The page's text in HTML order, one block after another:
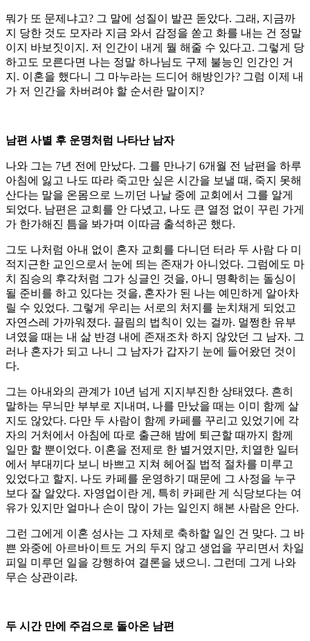
뭐가 또 문제냐고? 그 말에 성질이 발끈 돋았다. 그래, 지금까
지 당한 것도 모자라 지금 와서 감정을 쏟고 화를 내는 건 정말
이지 바보짓이지. 저 인간이 내게 뭘 해줄 수 있다고. 그렇게 당
하고도 모른다면 나는 정말 하나님도 구제 불능인 인간인 거
지. 이혼을 했다니 그 마누라는 드디어 해방인가? 그럼 이제 내
가 저 인간을 차버려야 할 순서란 말이지?
남편 사별 후 운명처럼 나타난 남자
나와 그는 7년 전에 만났다. 그를 만나기 6개월 전 남편을 하루
아침에 잃고 나도 따라 죽고만 싶은 시간을 보낼 때, 죽지 못해
산다는 말을 온몸으로 느끼던 나날 중에 교회에서 그를 알게
되었다. 남편은 교회를 안 다녔고, 나도 큰 열정 없이 꾸린 가게
가 한가해진 틈을 봐가며 이따금 출석하곤 했다.
그도 나처럼 아내 없이 혼자 교회를 다니던 터라 두 사람 다 미
적지근한 교인으로서 눈에 띄는 존재가 아니었다. 그럼에도 마
치 짐승의 후각처럼 그가 싱글인 것을, 아니 명확히는 돌싱이
될 준비를 하고 있다는 것을, 혼자가 된 나는 예민하게 알아차
릴 수 있었다. 그렇게 우리는 서로의 처지를 눈치채게 되었고
자연스레 가까워졌다. 끌림의 법칙이 있는 걸까. 멀쩡한 유부
녀였을 때는 내 삶 반경 내에 존재조차 하지 않았던 그 남자. 그
러나 혼자가 되고 나니 그 남자가 갑자기 눈에 들어왔던 것이
다.
그는 아내와의 관계가 10년 넘게 지지부진한 상태였다. 흔히
말하는 무늬만 부부로 지내며, 나를 만났을 때는 이미 함께 살
지도 않았다. 다만 두 사람이 함께 카페를 꾸리고 있었기에 각
자의 거처에서 아침에 따로 출근해 밤에 퇴근할 때까지 함께
일만 할 뿐이었다. 이혼을 전제로 한 별거였지만, 치열한 일터
에서 부대끼다 보니 바쁘고 지쳐 헤어질 법적 절차를 미루고
있었다고 할지. 나도 카페를 운영하기 때문에 그 사정을 누구
보다 잘 알았다. 자영업이란 게, 특히 카페란 게 식당보다는 여
유가 있지만 얼마나 손이 많이 가는 일인지 해본 사람은 안다.
그런 그에게 이혼 성사는 그 자체로 축하할 일인 건 맞다. 그 바
쁜 와중에 아르바이트도 거의 두지 않고 생업을 꾸리면서 차일
피일 미루던 일을 강행하여 결론을 냈으니. 그런데 그게 나와
무슨 상관이랴.
두 시간 만에 주검으로 돌아온 남편